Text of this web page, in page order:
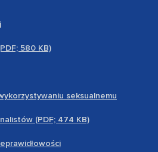
580 KB)
seksualnemu
(PDF; 474 KB)